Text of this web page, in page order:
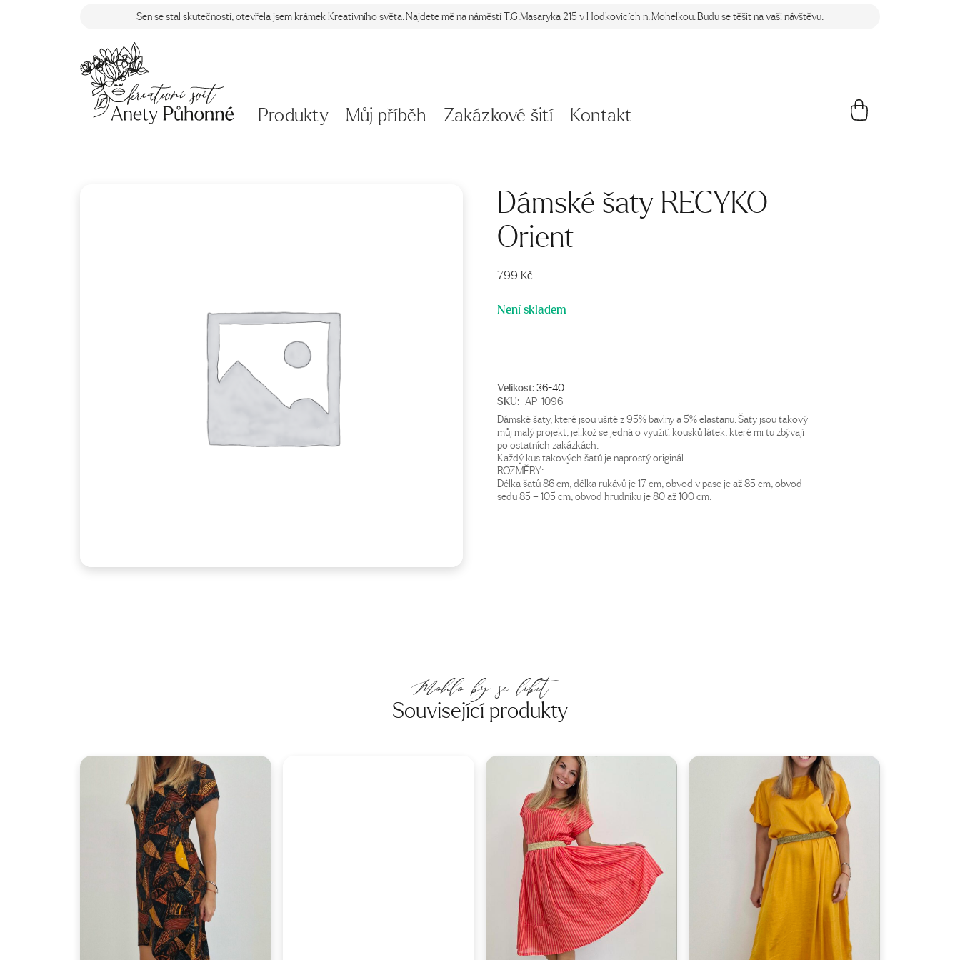
Sen se stal skutečností, otevřela jsem krámek Kreativního světa. Najdete mě na náměstí T.G.Masaryka 215 v Hodkovicích n. Mohelkou. Budu se těšit na vaši návštěvu.
Produkty Můj příběh Zakázkové šití Kontakt
Dámské šaty RECYKO –
Orient
799 Kč
Není skladem
Velikost:36-40
SKU: AP-1096
Dámské šaty, které jsou ušité z 95% bavlny a 5% elastanu. Šaty jsou takový
můj malý projekt, jelikož se jedná o využití kousků látek, které mi tu zbývají
po ostatních zakázkách.
Každý kus takových šatů je naprostý originál.
ROZMĚRY:
Délka šatů 86 cm, délka rukávů je 17 cm, obvod v pase je až 85 cm, obvod
sedu 85 – 105 cm, obvod hrudníku je 80 až 100 cm.
Mohlo by se líbit
Související produkty